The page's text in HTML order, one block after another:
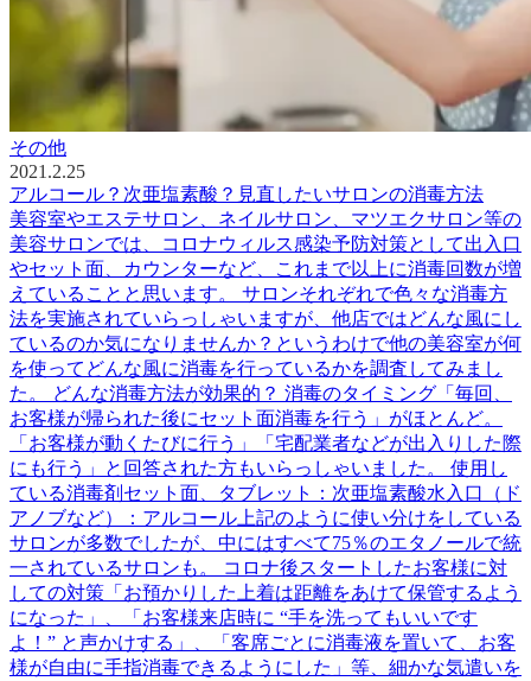
その他
2021.2.25
アルコール？次亜塩素酸？見直したいサロンの消毒方法
美容室やエステサロン、ネイルサロン、マツエクサロン等の
美容サロンでは、コロナウィルス感染予防対策として出入口
やセット面、カウンターなど、これまで以上に消毒回数が増
えていることと思います。 サロンそれぞれで色々な消毒方
法を実施されていらっしゃいますが、他店ではどんな風にし
ているのか気になりませんか？というわけで他の美容室が何
を使ってどんな風に消毒を行っているかを調査してみまし
た。 どんな消毒方法が効果的？ 消毒のタイミング「毎回、
お客様が帰られた後にセット面消毒を行う」がほとんど。
「お客様が動くたびに行う」「宅配業者などが出入りした際
にも行う」と回答された方もいらっしゃいました。 使用し
ている消毒剤セット面、タブレット：次亜塩素酸水入口（ド
アノブなど）：アルコール上記のように使い分けをしている
サロンが多数でしたが、中にはすべて75％のエタノールで統
一されているサロンも。 コロナ後スタートしたお客様に対
しての対策「お預かりした上着は距離をあけて保管するよう
になった」、「お客様来店時に “手を洗ってもいいです
よ！” と声かけする」、「客席ごとに消毒液を置いて、お客
様が自由に手指消毒できるようにした」等、細かな気遣いを